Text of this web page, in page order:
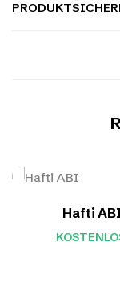
Hafti